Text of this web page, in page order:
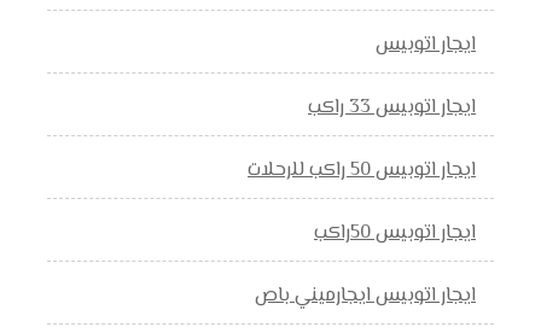
ايجار اتوبيس
ايجار اتوبيس 33 راكب
ايجار اتوبيس 50 راكب للرحلات
ايجار اتوبيس 50راكب
ايجار اتوبيس ايجارميني باص